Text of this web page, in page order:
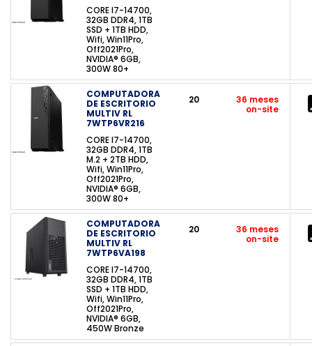
CORE I7-14700,
32GB DDR4, 1TB
SSD + 1TB HDD,
Wifi, Win11Pro,
Off2021Pro,
NVIDIA® 6GB,
300W 80+
COMPUTADORA
DE ESCRITORIO
MULTIV RL
7WTP6VR216
CORE I7-14700,
32GB DDR4, 1TB
M.2 + 2TB HDD,
Wifi, Win11Pro,
Off2021Pro,
NVIDIA® 6GB,
300W 80+
20
36 meses
on-site
COMPUTADORA
DE ESCRITORIO
MULTIV RL
7WTP6VA198
CORE I7-14700,
32GB DDR4, 1TB
SSD + 1TB HDD,
Wifi, Win11Pro,
Off2021Pro,
NVIDIA® 6GB,
450W Bronze
20
36 meses
on-site